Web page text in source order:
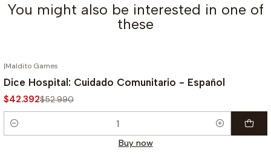
You might also be interested in one of
these
-20%
|Maldito Games
Dice Hospital: Cuidado Comunitario - Español
$42.392$52.990
Quantity
Buy now